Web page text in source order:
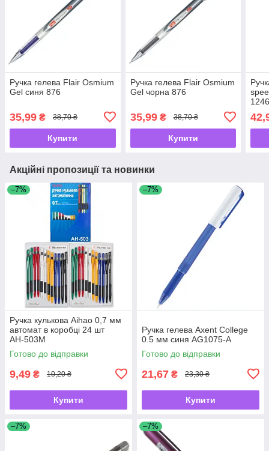
Ручка гелева Flair Osmium
Gel синя 876
35,99 ₴ 38,70 ₴
Купити
Ручка гелева Flair Osmium
Gel чорна 876
35,99₴ 38,70 ₴
Купити
Акційні пропозиції та новинки
–7%
Ручка кулькова Aihao 0,7 мм
автомат в коробці 24 шт
АН-503М
Готово до відправки
9,49 ₴ 10,20 ₴
Купити
–7%
Ручка гелева Axent College
0.5 мм синя AG1075-А
Готово до відправки
21,67 ₴ 23,30 ₴
Купити
–7% –7%